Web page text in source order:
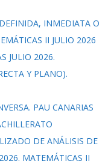
INMEDIATA O
II JULIO 2026
JULIO 2026.
Y PLANO).
PAU CANARIAS
DE ANÁLISIS DE
MATEMÁTICAS II